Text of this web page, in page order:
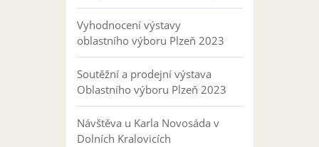
Vyhodnocení výstavy
oblastního výboru Plzeň 2023
Soutěžní a prodejní výstava
Oblastního výboru Plzeň 2023
Návštěva u Karla Novosáda v
Dolních Kralovicích